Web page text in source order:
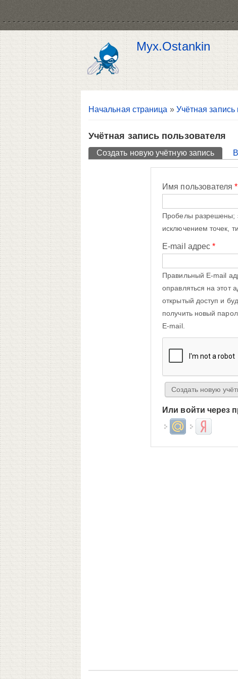
Myx.Ostankin
Вы здесь
Начальная страница » Учётная запись
Учётная запись пользователя
Главные вкладки
Создать новую учётную запись
Имя пользователя*
Пробелы разрешены;
исключением точек,
E-mail адрес*
Правильный E-mail
оправляться на этот
открытый доступ и
получить новый
E-mail.
Или войти через
Login with Mail.ru
Login with